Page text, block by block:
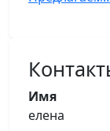
Имя
елена